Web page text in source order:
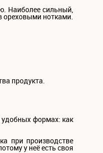
Наиболее сильный,
ореховыми нотками.
продукта.
удобных формах: как
при производстве
у неё есть своя